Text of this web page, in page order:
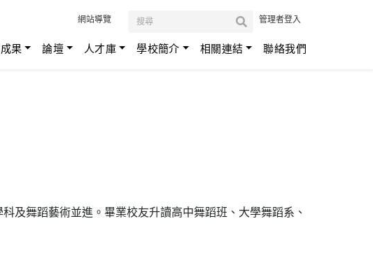
網站導覽 管理者登入
果 論壇 人才庫 學校簡介 相關連結 聯絡我們
及舞蹈藝術並進。畢業校友升讀高中舞蹈班、大學舞蹈系、